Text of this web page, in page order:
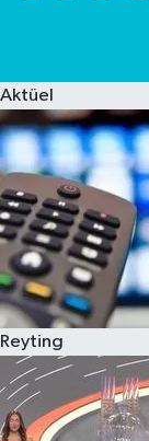
Aktüel
Reyting